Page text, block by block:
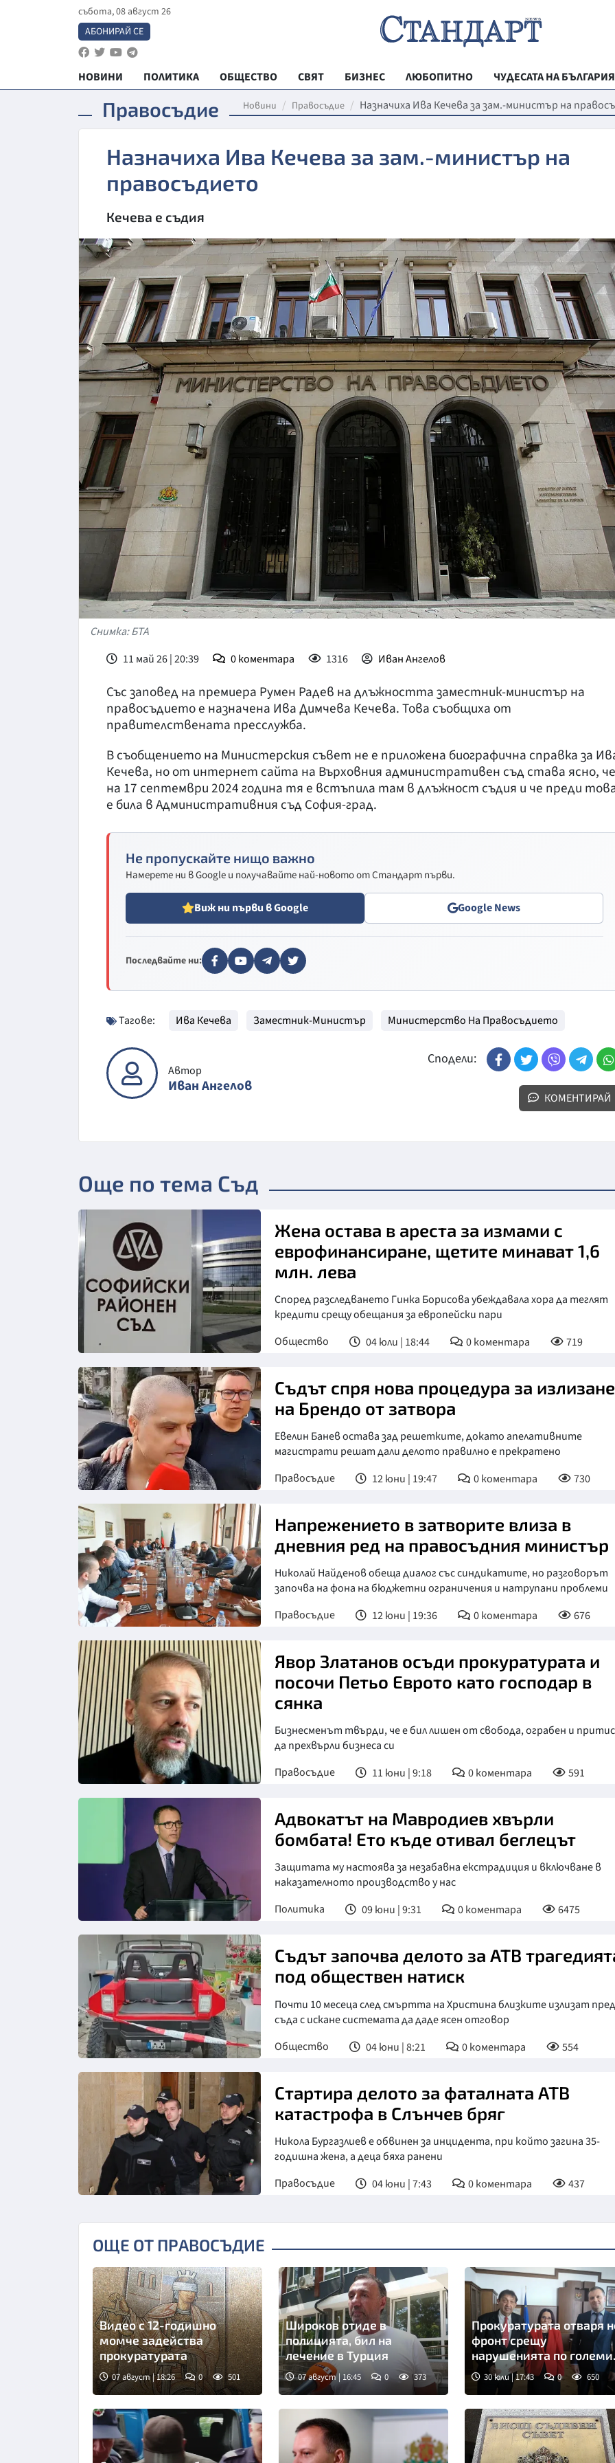
събота, 08 август 26
АБОНИРАЙ СЕ
НОВИНИ ПОЛИТИКА ОБЩЕСТВО СВЯТ БИЗНЕС ЛЮБОПИТНО
ЧУДЕСАТА НА БЪЛГАРИЯ
РЕГИОНАЛНИ
ВЕСТНИК
МЛАДЕЖКА
ТЕХНОЛОГИИ
ДА!НА
ДА! НА
КУЛТУРА
ПРАВОСЪДИЕ
КРИМИ
ВЯРА
ОБЯВИ
ВОЙНАТА В
ВРЕМЕТО
Правосъдие Новини Правосъдие Назначиха Ива Кечева за зам.-министър на
Назначиха Ива Кечева за зам.-министър на
правосъдието
Кечева е съдия
Снимка: БТА
11 май 26 | 20:39
0коментара 1316 Иван Ангелов
Със заповед на премиера Румен Радев на длъжността заместник-министър на
правосъдието е назначена Ива Димчева Кечева. Това съобщиха от
правителствената пресслужба.
В съобщението на Министерския съвет не е приложена биографична справка за
Кечева, но от интернет сайта на Върховния административен съд става ясно, че
на 17 септември 2024 година тя е встъпила там в длъжност съдия и че преди
е била в Административния съд София-град.
Не пропускайте нищо важно
Намерете ни в Google и получавайте най-новото от Стандарт първи.
Виж ни първи в Google Google News
Последвайте ни:
Тагове: Ива Кечева Заместник-Министър Министерство На Правосъдието
Автор
Иван Ангелов
Сподели:
КОМЕНТИРАЙ
Още по тема Съд
Снимка: БНТ
Жена остава в ареста за измами с
еврофинансиране, щетите минават 1,6
млн. лева
Според разследването Гинка Борисова убеждавала хора да теглят
кредити срещу обещания за европейски пари
Общество
04 юли | 18:44 0коментара 719
Съдът спря нова процедура за
на Брендо от затвора
Евелин Банев остава зад решетките, докато апелативните
магистрати решат дали делото правилно е прекратено
Правосъдие
12 юни | 19:47 0коментара 730
Снимка: МП
Напрежението в затворите влиза в
дневния ред на правосъдния министър
Николай Найденов обеща диалог със синдикатите, но разговорът
започва на фона на бюджетни ограничения и натрупани проблеми
Правосъдие
12 юни | 19:36 0коментара 676
Снимка: Нова телевизия
Явор Златанов осъди прокуратурата и
посочи Петьо Еврото като господар в
сянка
Бизнесменът твърди, че е бил лишен от свобода, ограбен и
да прехвърли бизнеса си
Правосъдие
11 юни | 9:18 0коментара 591
Адвокатът на Мавродиев хвърли
бомбата! Ето къде отивал беглецът
Защитата му настоява за незабавна екстрадиция и включване в
наказателното производство у нас
Политика
09 юни | 9:31 0коментара 6475
Снимка: бТВ
Съдът започва делото за АТВ
под обществен натиск
Почти 10 месеца след смъртта на Христина близките излизат пред
съда с искане системата да даде ясен отговор
Общество
04 юни | 8:21 0коментара 554
Стартира делото за фаталната АТВ
катастрофа в Слънчев бряг
Никола Бургазлиев е обвинен за инцидента, при който загина 35-
годишна жена, а деца бяха ранени
Правосъдие
04 юни | 7:43 0коментара 437
ОЩЕ ОТ ПРАВОСЪДИЕ
Видео с 12-годишно
момче задейства
прокуратурата
07 август | 18:26 0 501
Широков отиде в
полицията, бил на
лечение в Турция
07 август | 16:45 0 373
Прокуратурата отваря
фронт срещу
нарушенията по
пътища
30 юли | 17:43 0 650